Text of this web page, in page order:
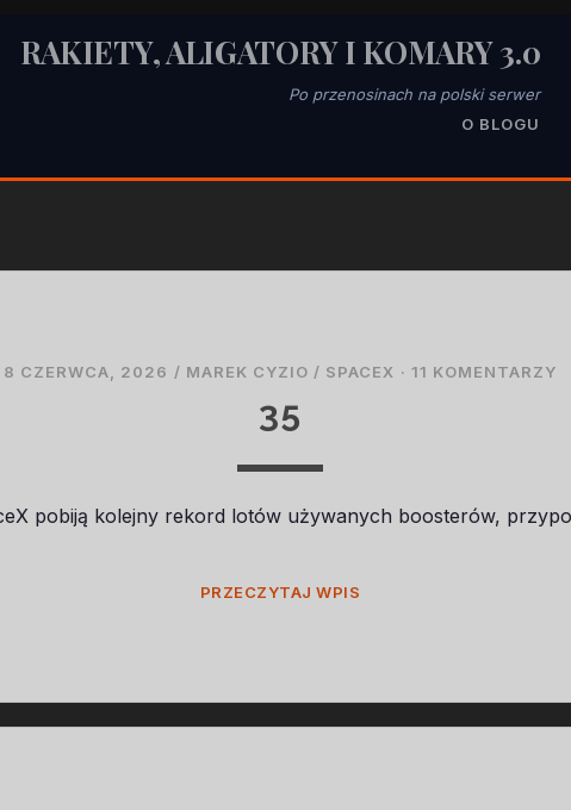
RAKIETY, ALIGATORY I KOMARY 3.0
Po przenosinach na polski serwer
O BLOGU
8 CZERWCA, 2026 / MAREK CYZIO / SPACEX · 11 KOMENTARZY
35
pobiją kolejny rekord lotów używanych boosterów,
PRZECZYTAJ WPIS